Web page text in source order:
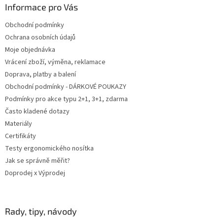
Informace pro Vás
Obchodní podmínky
Ochrana osobních údajů
Moje objednávka
Vrácení zboží, výměna, reklamace
Doprava, platby a balení
Obchodní podmínky - DÁRKOVÉ POUKAZY
Podmínky pro akce typu 2+1, 3+1, zdarma
Často kladené dotazy
Materiály
Certifikáty
Testy ergonomického nosítka
Jak se správně měřit?
Doprodej x Výprodej
Rady, tipy, návody